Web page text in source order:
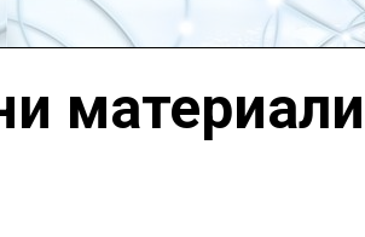
материали